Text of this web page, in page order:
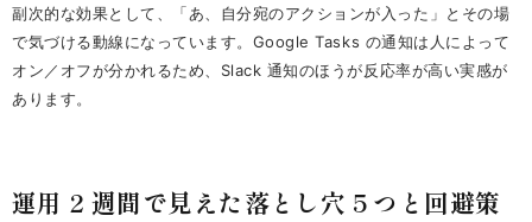
副次的な効果として、「あ、自分宛のアクションが入った」とその場
で気づける動線になっています。Google Tasks の通知は人によって
オン／オフが分かれるため、Slack 通知のほうが反応率が高い実感が
あります。
運用 2 週間で見えた落とし穴 5 つと回避策